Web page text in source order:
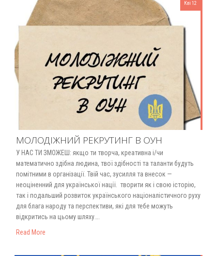
Кві 12
МОЛОДІЖНИЙ РЕКРУТИНГ В ОУН
У НАС ТИ ЗМОЖЕШ: якщо ти творча, креативна і/чи
математично здібна людина, твої здібності та таланти будуть
помітними в організації. Твій час, зусилля та внесок —
неоціненний для української нації. творити як і свою історію,
так і подальший розвиток українського націоналістичного руху
для блага народу та перспективи, які для тебе можуть
відкритись на цьому шляху….
Read More